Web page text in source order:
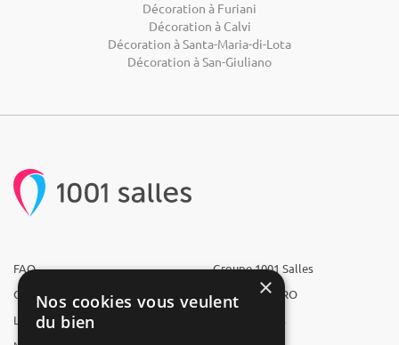
Décoration à Furiani
Décoration à Calvi
Décoration à Santa-Maria-di-Lota
Décoration à San-Giuliano
FAQ
Qui sommes-nous ?
L'équipe
Groupe 1001 Salles
1001 Salles PRO
1001 Traiteurs
×
Nos cookies vous veulent
du bien